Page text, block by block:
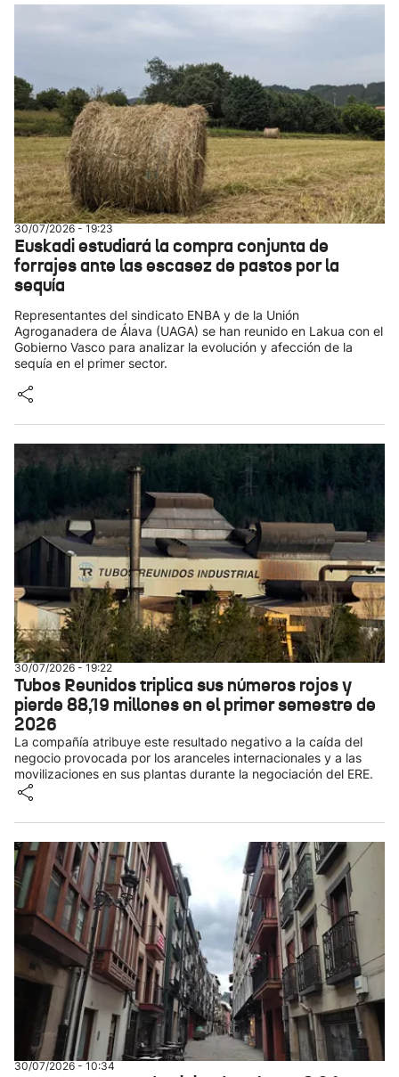
30/07/2026 - 19:23
Euskadi estudiará la compra conjunta de
forrajes ante las escasez de pastos por la
sequía
Representantes del sindicato ENBA y de la Unión
Agroganadera de Álava (UAGA) se han reunido en Lakua con el
Gobierno Vasco para analizar la evolución y afección de la
sequía en el primer sector.
30/07/2026 - 19:22
Tubos Reunidos triplica sus números rojos y
pierde 88,19 millones en el primer semestre de
2026
La compañía atribuye este resultado negativo a la caída del
negocio provocada por los aranceles internacionales y a las
movilizaciones en sus plantas durante la negociación del ERE.
30/07/2026 - 10:34